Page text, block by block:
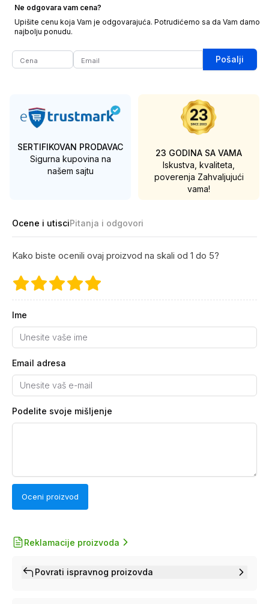
Ne odgovara vam cena?
Upišite cenu koja Vam je odgovarajuća. Potrudićemo sa da Vam damo
najbolju ponudu.
Pošalji
SERTIFIKOVAN PRODAVAC
Sigurna kupovina na
našem sajtu
23 GODINA SA VAMA
Iskustva, kvaliteta,
poverenja Zahvaljujući
vama!
Ocene i utisciPitanja i odgovori
Kako biste ocenili ovaj proizvod na skali od 1 do 5?
Ime
Email adresa
Podelite svoje mišljenje
Oceni proizvod
Reklamacije proizvoda
Povrati ispravnog proizovda